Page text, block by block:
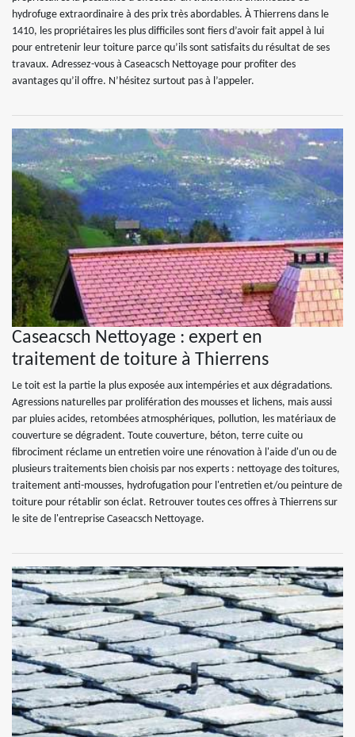
hydrofuge extraordinaire à des prix très abordables. À Thierrens dans le
1410, les propriétaires les plus difficiles sont fiers d’avoir fait appel à lui
pour entretenir leur toiture parce qu’ils sont satisfaits du résultat de ses
travaux. Adressez-vous à Caseacsch Nettoyage pour profiter des
avantages qu’il offre. N’hésitez surtout pas à l’appeler.
Caseacsch Nettoyage : expert en
traitement de toiture à Thierrens
Le toit est la partie la plus exposée aux intempéries et aux dégradations.
Agressions naturelles par prolifération des mousses et lichens, mais aussi
par pluies acides, retombées atmosphériques, pollution, les matériaux de
couverture se dégradent. Toute couverture, béton, terre cuite ou
fibrociment réclame un entretien voire une rénovation à l'aide d'un ou de
plusieurs traitements bien choisis par nos experts : nettoyage des toitures,
traitement anti-mousses, hydrofugation pour l'entretien et/ou peinture de
toiture pour rétablir son éclat. Retrouver toutes ces offres à Thierrens sur
le site de l'entreprise Caseacsch Nettoyage.